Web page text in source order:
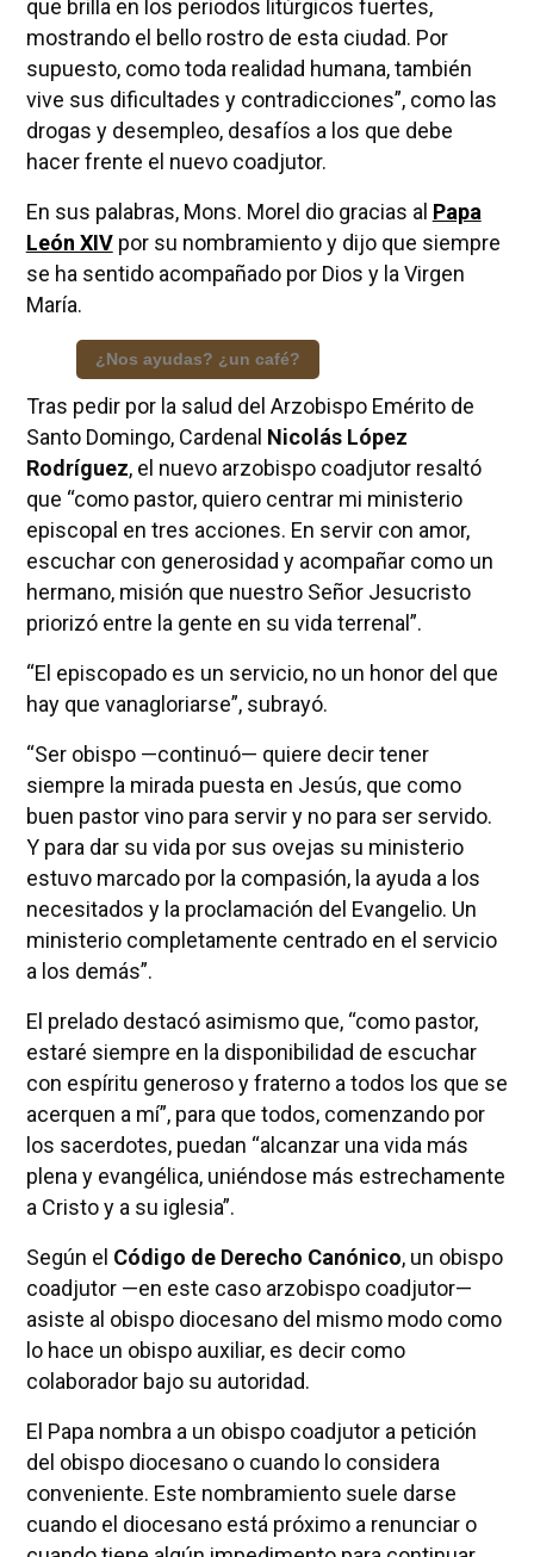
que brilla en los periodos litúrgicos fuertes,
mostrando el bello rostro de esta ciudad. Por
supuesto, como toda realidad humana, también
vive sus dificultades y contradicciones”, como las
drogas y desempleo, desafíos a los que debe
hacer frente el nuevo coadjutor.
En sus palabras, Mons. Morel dio gracias al Papa
León XIVpor su nombramiento y dijo que siempre
se ha sentido acompañado por Dios y la Virgen
María.
¿Nos ayudas? ¿un café?
Tras pedir por la salud del Arzobispo Emérito de
Santo Domingo, Cardenal Nicolás López
Rodríguez, el nuevo arzobispo coadjutor resaltó
que “como pastor, quiero centrar mi ministerio
episcopal en tres acciones. En servir con amor,
escuchar con generosidad y acompañar como un
hermano, misión que nuestro Señor Jesucristo
priorizó entre la gente en su vida terrenal”.
“El episcopado es un servicio, no un honor del que
hay que vanagloriarse”, subrayó.
“Ser obispo —continuó— quiere decir tener
siempre la mirada puesta en Jesús, que como
buen pastor vino para servir y no para ser servido.
Y para dar su vida por sus ovejas su ministerio
estuvo marcado por la compasión, la ayuda a los
necesitados y la proclamación del Evangelio. Un
ministerio completamente centrado en el servicio
a los demás”.
El prelado destacó asimismo que, “como pastor,
estaré siempre en la disponibilidad de escuchar
con espíritu generoso y fraterno a todos los que se
acerquen a mí”, para que todos, comenzando por
los sacerdotes, puedan “alcanzar una vida más
plena y evangélica, uniéndose más estrechamente
a Cristo y a su iglesia”.
Según el Código de Derecho Canónico, un obispo
coadjutor —en este caso arzobispo coadjutor—
asiste al obispo diocesano del mismo modo como
lo hace un obispo auxiliar, es decir como
colaborador bajo su autoridad.
El Papa nombra a un obispo coadjutor a petición
del obispo diocesano o cuando lo considera
conveniente. Este nombramiento suele darse
cuando el diocesano está próximo a renunciar o